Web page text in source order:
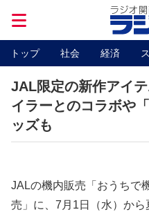
トップ 社会 経済
JAL限定の新作アイ
イラーとのコラボや
ッズも
JALの機内販売「おうちで
売」に、7月1日（水）から